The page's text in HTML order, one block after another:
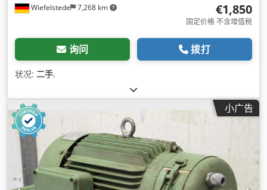
Wiefelstede 7,268 km €1,850
固定价格 不含增值税
询问 拨打
状况: 二手,
小广告